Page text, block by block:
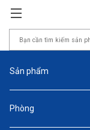
Sản phẩm
Phòng